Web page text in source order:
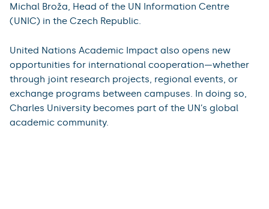
Michal Broža, Head of the UN Information Centre
(UNIC) in the Czech Republic.
United Nations Academic Impact also opens new
opportunities for international cooperation—whether
through joint research projects, regional events, or
exchange programs between campuses. In doing so,
Charles University becomes part of the UN’s global
academic community.